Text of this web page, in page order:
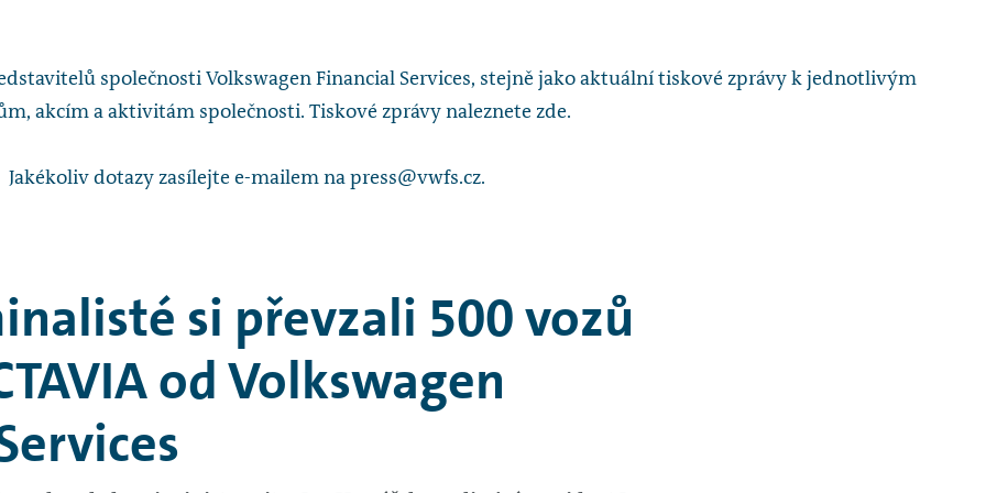
společnosti Volkswagen Financial Services, stejně jako aktuální tiskové zprávy k jednotlivým
akcím a aktivitám společnosti. Tiskové zprávy naleznete zde.
Jakékoliv dotazy zasílejte e-mailem na press@vwfs.cz.
si převzali 500 vozů
od Volkswagen